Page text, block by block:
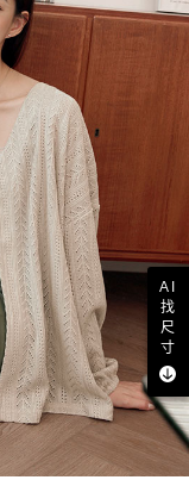
AI
找
尺
寸